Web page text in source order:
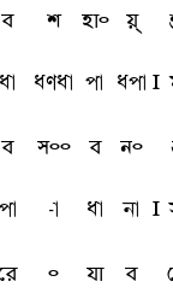
ব শ হা৹ য়্
qa quqa pa qpa l
ব স৹৹ ব ন৹
pa -a qa na l
৹ যা ব